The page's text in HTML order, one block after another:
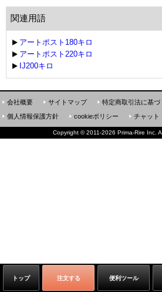
関連用語
アートポスト180キロ
アートポスト220キロ
IJ200キロ
トップ 注文する 便利ツール
会社概要 サイトマップ 特定商取引法に基づ
個人情報保護方針
cookieポリシー チャット
Copyright ©2011-2026 Prima-Rire Inc.